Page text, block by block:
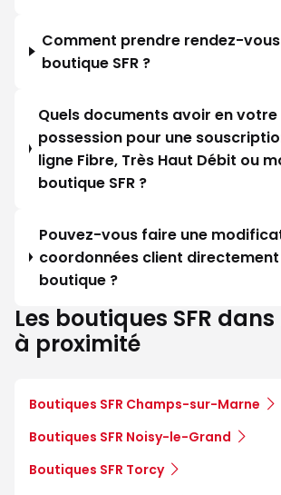
Comment prendre rendez-
boutique SFR ?
Quels documents avoir en votre
possession pour une
ligne Fibre, Très Haut Débit ou
boutique SFR ?
Pouvez-vous faire une
coordonnées client
boutique ?
Les boutiques SFR
à proximité
Boutiques SFR Champs-sur-Marne
Boutiques SFR Noisy-le-Grand
Boutiques SFR Torcy